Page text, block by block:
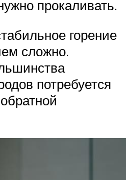
прокаливать.
горение
сложно.
потребуется